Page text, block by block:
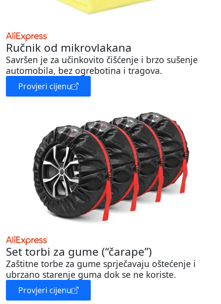
Ručnik od mikrovlakana
Savršen je za učinkovito čišćenje i brzo sušenje
automobila, bez ogrebotina i tragova.
Provjeri cijenu
Set torbi za gume (“čarape”)
Zaštitne torbe za gume sprječavaju oštećenje i
ubrzano starenje guma dok se ne koriste.
Provjeri cijenu